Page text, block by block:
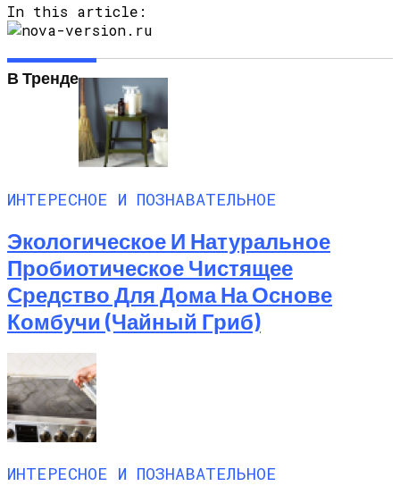
In this article:
В Тренде
ИНТЕРЕСНОЕ И ПОЗНАВАТЕЛЬНОЕ
Экологическое И Натуральное
Пробиотическое Чистящее
Средство Для Дома На Основе
Комбучи (чайный Гриб)
ИНТЕРЕСНОЕ И ПОЗНАВАТЕЛЬНОЕ